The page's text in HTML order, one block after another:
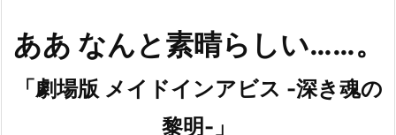
ああ なんと素晴らしい……。
「劇場版 メイドインアビス -深き魂の
黎明-」